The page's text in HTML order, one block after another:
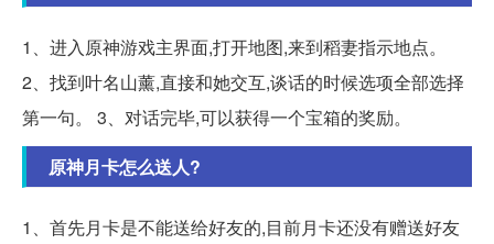
1、进入原神游戏主界面,打开地图,来到稻妻指示地点。
2、找到叶名山薰,直接和她交互,谈话的时候选项全部选择
第一句。 3、对话完毕,可以获得一个宝箱的奖励。
原神月卡怎么送人?
1、首先月卡是不能送给好友的,目前月卡还没有赠送好友